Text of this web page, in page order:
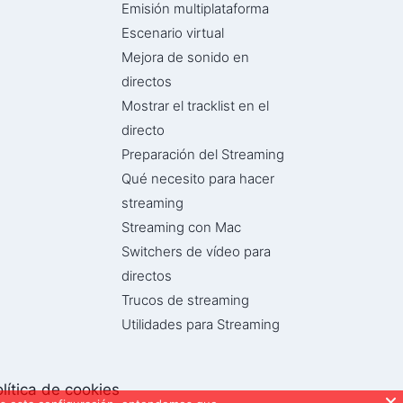
Emisión multiplataforma
Escenario virtual
Mejora de sonido en
directos
Mostrar el tracklist en el
directo
Preparación del Streaming
Qué necesito para hacer
streaming
Streaming con Mac
Switchers de vídeo para
directos
Trucos de streaming
Utilidades para Streaming
de cookies